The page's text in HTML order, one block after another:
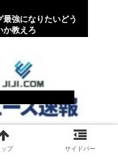
最強になりたいどう
か教えろ
だけど母方の苗字が
ップ サイドバー